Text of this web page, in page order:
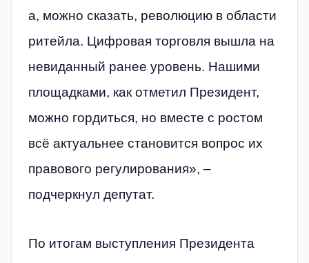
а, можно сказать, революцию в области
ритейла. Цифровая торговля вышла на
невиданный ранее уровень. Нашими
площадками, как отметил Президент,
можно гордиться, но вместе с ростом
всё актуальнее становится вопрос их
правового регулирования», –
подчеркнул депутат.
По итогам выступления Президента